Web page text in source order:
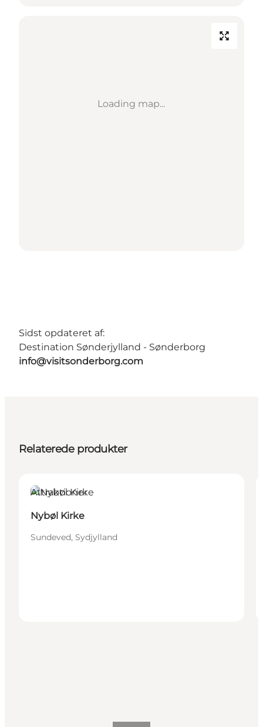
Loading map...
Sidst opdateret af:
Destination Sønderjylland - Sønderborg
info@visitsonderborg.com
Relaterede produkter
Attraktioner
Nybøl Kirke
Sundeved, Sydjylland